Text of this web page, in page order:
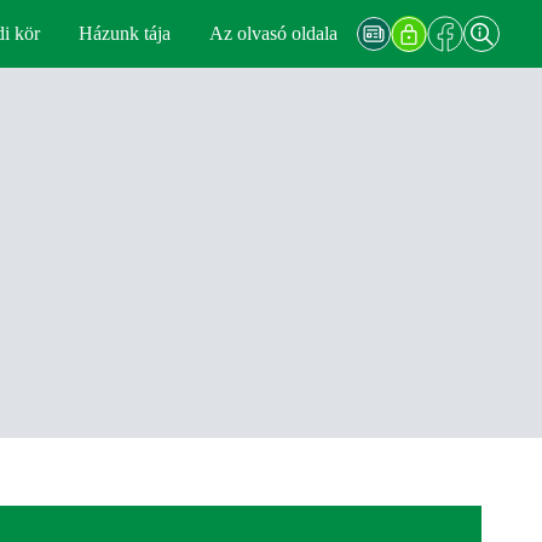
kör Házunk tája Az olvasó oldala